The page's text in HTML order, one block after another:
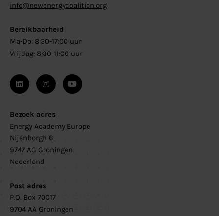
info@newenergycoalition.org
Bereikbaarheid
Ma-Do: 8:30-17:00 uur
Vrijdag: 8:30-11:00 uur
Bezoek adres
Energy Academy Europe
Nijenborgh 6
9747 AG Groningen
Nederland
Post adres
P.O. Box 70017
9704 AA Groningen